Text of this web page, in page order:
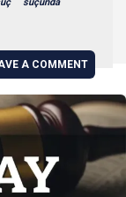
A COMMENT